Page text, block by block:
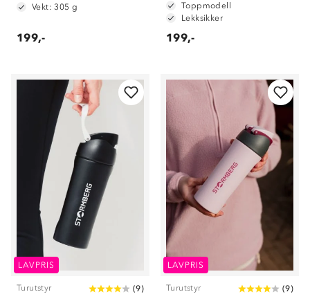
Vekt: 305 g
199,-
Toppmodell
Lekksikker
199,-
LAVPRIS
Turutstyr (9)
LAVPRIS
Turutstyr (9)